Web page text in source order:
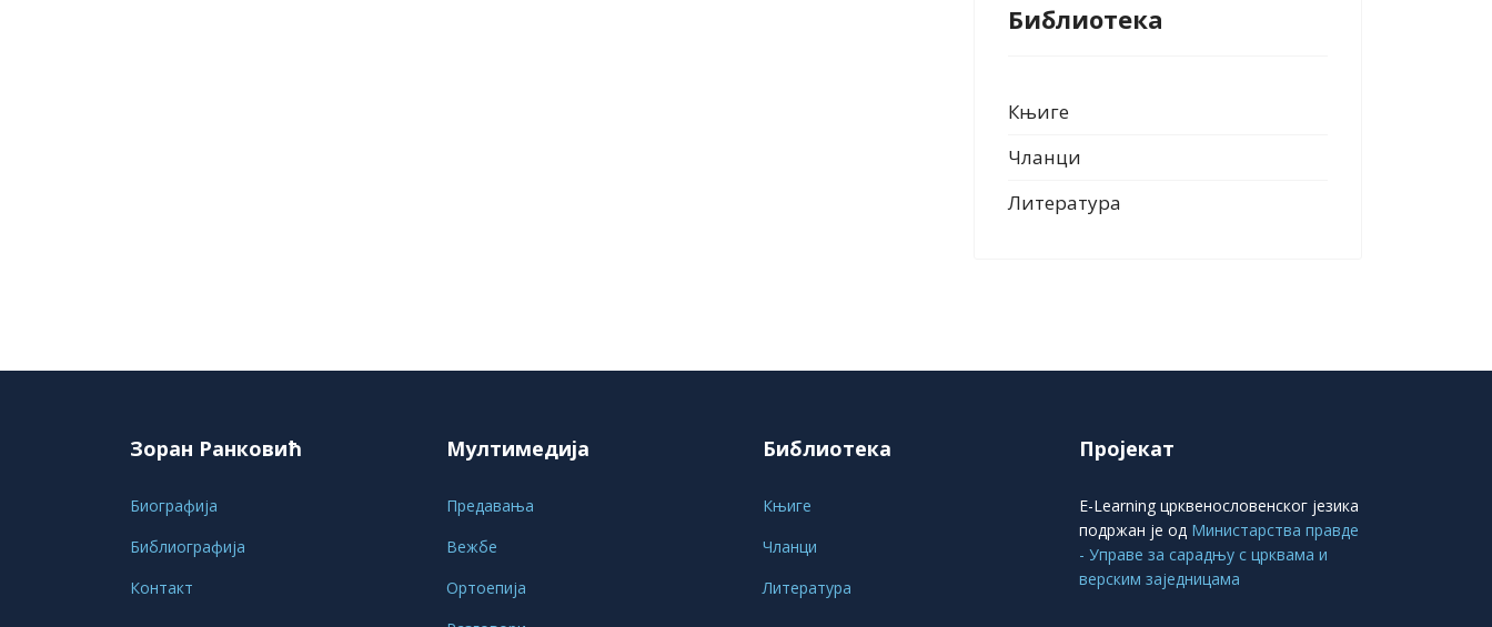
Библиотека
Књиге
Чланци
Литература
Зоран Ранковић
Биографија
Библиографија
Контакт
Мултимедија
Предавања
Вежбе
Ортоепија
Библиотека
Књиге
Чланци
Литература
Пројекат
E-Learning црквенословенског језика
подржан је од Министарства правде
- Управе за сарадњу с црквама и
верским заједницама